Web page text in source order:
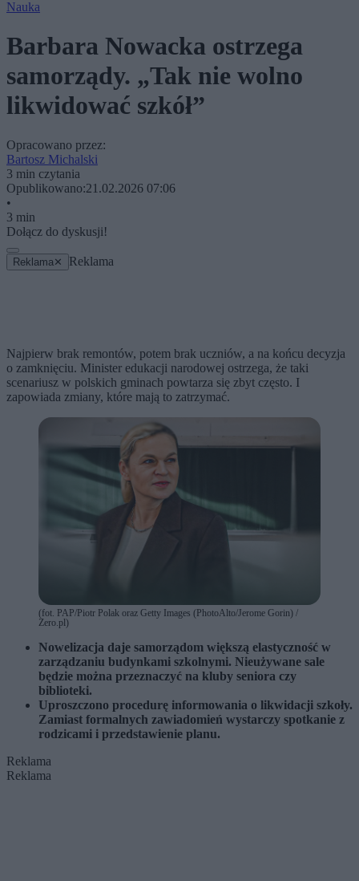
Nauka
Barbara Nowacka ostrzega
samorządy. „Tak nie wolno
likwidować szkół”
Opracowano przez:
Bartosz Michalski
3 min czytania
Opublikowano:21.02.2026 07:06
•
3 min
Dołącz do dyskusji!
Reklama ✕ Reklama
Najpierw brak remontów, potem brak uczniów, a na końcu decyzja
o zamknięciu. Minister edukacji narodowej ostrzega, że taki
scenariusz w polskich gminach powtarza się zbyt często. I
zapowiada zmiany, które mają to zatrzymać.
(fot. PAP/Piotr Polak oraz Getty Images (PhotoAlto/Jerome Gorin) /
Zero.pl)
Nowelizacja daje samorządom większą elastyczność w
zarządzaniu budynkami szkolnymi. Nieużywane sale
będzie można przeznaczyć na kluby seniora czy
biblioteki.
Uproszczono procedurę informowania o likwidacji szkoły.
Zamiast formalnych zawiadomień wystarczy spotkanie z
rodzicami i przedstawienie planu.
Reklama
Reklama